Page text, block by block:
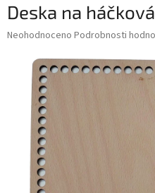
Deska na
Průměrné
produktu
hvězdiček.
Neohodnoceno Podrobnosti